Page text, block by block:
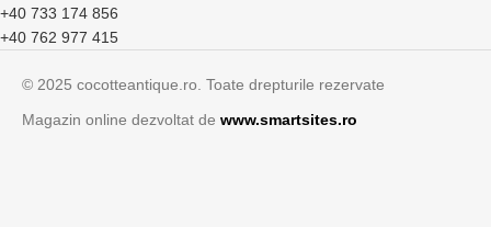
+40 733 174 856
+40 762 977 415
© 2025 cocotteantique.ro. Toate drepturile rezervate
Magazin online dezvoltat de www.smartsites.ro